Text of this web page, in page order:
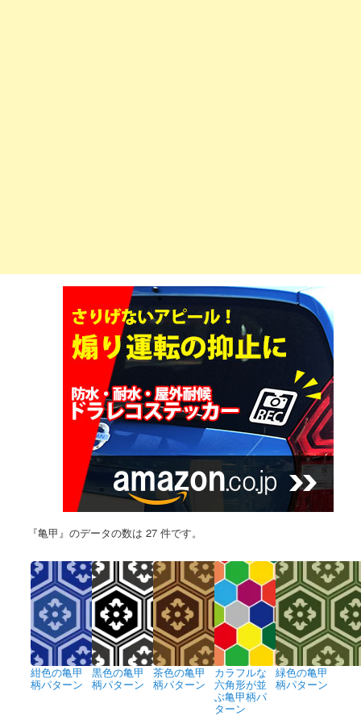
『亀甲』のデータの数は 27 件です。
紺色の亀甲
柄パターン
黒色の亀甲
柄パターン
茶色の亀甲
柄パターン
カラフルな
六角形が並
ぶ亀甲柄パ
ターン
緑色の亀甲
柄パターン